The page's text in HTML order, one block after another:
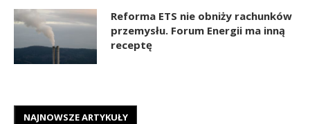
Reforma ETS nie obniży rachunków
przemysłu. Forum Energii ma inną
receptę
NAJNOWSZE ARTYKUŁY